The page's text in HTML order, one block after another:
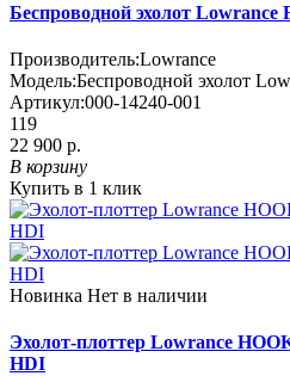
Беспроводной эхолот Lowrance
Производитель:Lowrance
Модель:Беспроводной эхолот
Артикул:000-14240-001
119
22 900 р.
В корзину
Купить в 1 клик
Новинка Нет в наличии
Эхолот-плоттер Lowrance
HDI